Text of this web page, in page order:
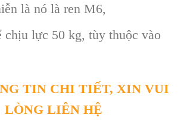
là nó là ren M6,
chịu lực 50 kg, tùy thuộc vào
TIN CHI TIẾT, XIN VUI
LÒNG LIÊN HỆ